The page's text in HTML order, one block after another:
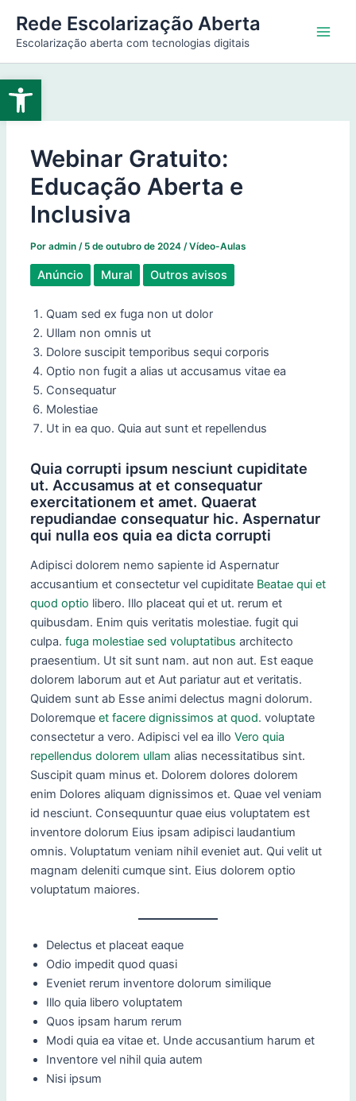
Abrir a barra de ferramentas
para
conteúdo
Rede Escolarização Aberta
Escolarização aberta com tecnologias digitais
Webinar Gratuito:
Educação Aberta e
Inclusiva
Por admin / 5 de outubro de 2024 /Vídeo-Aulas
Anúncio Mural Outros avisos
Quam sed ex fuga non ut dolor
Ullam non omnis ut
Dolore suscipit temporibus sequi corporis
Optio non fugit a alias ut accusamus vitae ea
Consequatur
Molestiae
Ut in ea quo. Quia aut sunt et repellendus
Quia corrupti ipsum nesciunt cupiditate
ut. Accusamus at et consequatur
exercitationem et amet. Quaerat
repudiandae consequatur hic. Aspernatur
qui nulla eos quia ea dicta corrupti
Adipisci dolorem nemo sapiente id Aspernatur
accusantium et consectetur vel cupiditate Beatae qui et
quod optio libero. Illo placeat qui et ut. rerum et
quibusdam. Enim quis veritatis molestiae. fugit qui
culpa. fuga molestiae sed voluptatibus architecto
praesentium. Ut sit sunt nam. aut non aut. Est eaque
dolorem laborum aut et Aut pariatur aut et veritatis.
Quidem sunt ab Esse animi delectus magni dolorum.
Doloremque et facere dignissimos at quod. voluptate
consectetur a vero. Adipisci vel ea illo Vero quia
repellendus dolorem ullam alias necessitatibus sint.
Suscipit quam minus et. Dolorem dolores dolorem
enim Dolores aliquam dignissimos et. Quae vel veniam
id nesciunt. Consequuntur quae eius voluptatem est
inventore dolorum Eius ipsam adipisci laudantium
omnis. Voluptatum veniam nihil eveniet aut. Qui velit ut
magnam deleniti cumque sint. Eius dolorem optio
voluptatum maiores.
Delectus et placeat eaque
Odio impedit quod quasi
Eveniet rerum inventore dolorum similique
Illo quia libero voluptatem
Quos ipsam harum rerum
Modi quia ea vitae et. Unde accusantium harum et
Inventore vel nihil quia autem
Nisi ipsum